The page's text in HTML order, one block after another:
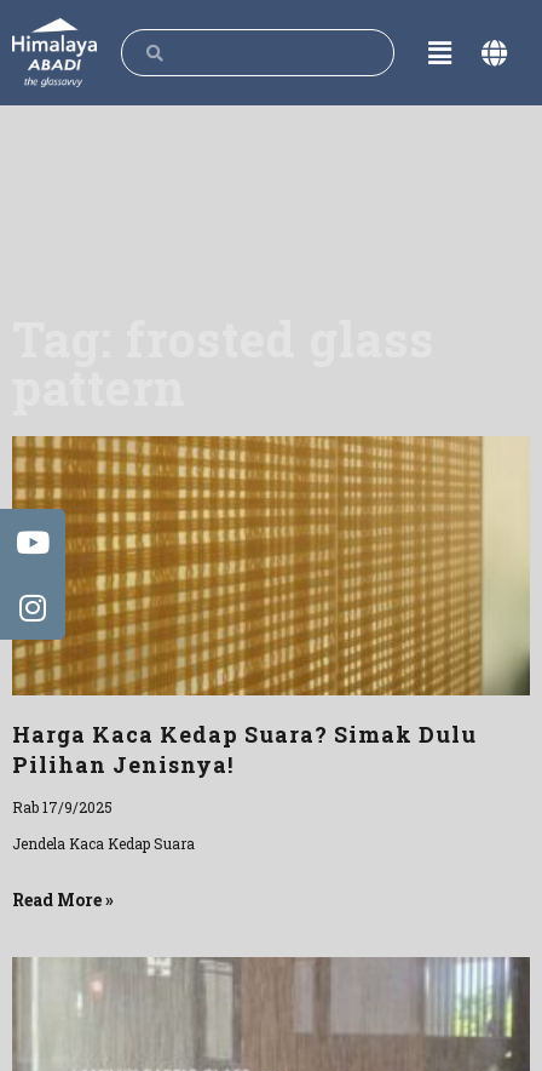
Harga Kaca Kedap Suara? Simak Dulu
Pilihan Jenisnya!
Rab 17/9/2025
Jendela Kaca Kedap Suara
Read More »